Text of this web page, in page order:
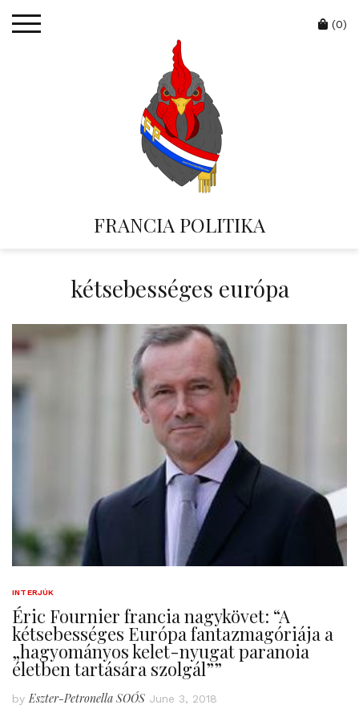
FRANCIA POLITIKA
Cart
(0)
kétsebességes európa
INTERJÚK
Éric Fournier francia nagykövet: “A
kétsebességes Európa fantazmagóriája a
„hagyományos kelet-nyugat paranoia
életben tartására szolgál””
by Eszter-Petronella SOÓS June 3, 2018